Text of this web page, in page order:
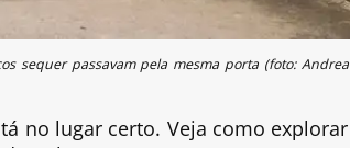
sequer passavam pela mesma porta (foto: Andrea
no lugar certo. Veja como explorar